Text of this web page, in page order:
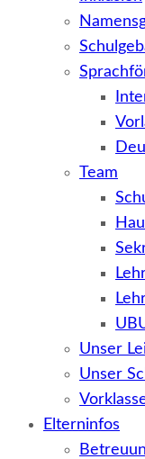
Team
Unser
Unser
Elterninfos